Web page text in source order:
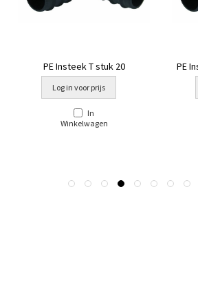
PE Insteek T stuk 20
Log in voor prijs
In
Winkelwagen
PE